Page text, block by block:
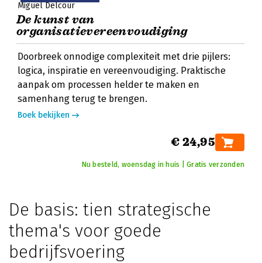
Miguel Delcour
De kunst van
organisatievereenvoudiging
Doorbreek onnodige complexiteit met drie pijlers:
logica, inspiratie en vereenvoudiging. Praktische
aanpak om processen helder te maken en
samenhang terug te brengen.
Boek bekijken
€ 24,95
Nu besteld, woensdag in huis | Gratis verzonden
De basis: tien strategische
thema's voor goede
bedrijfsvoering